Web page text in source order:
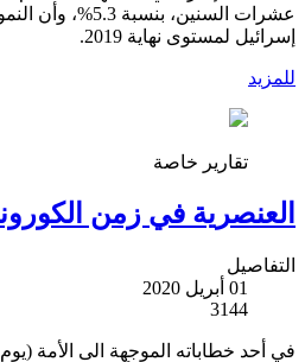
عشرات السنين،
إسرائيل لمستوى نهاية 2019.
للمزيد
تقارير خاصة
العنصرية في زمن
التفاصيل
01 أبريل 2020
3144